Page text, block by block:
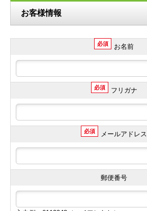
お客様情報
必須 お名前
必須 フリガナ
必須 メールアドレス
郵便番号